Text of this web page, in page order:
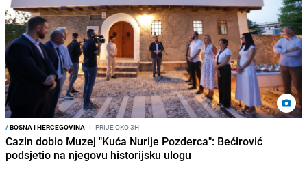
/BOSNA I HERCEGOVINA I PRIJE OKO 3H
Cazin dobio Muzej "Kuća Nurije Pozderca": Bećirović
podsjetio na njegovu historijsku ulogu